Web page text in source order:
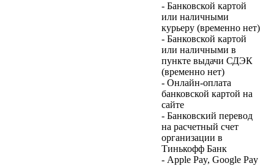
- Банковской картой
или наличными
курьеру (временно нет)
- Банковской картой
или наличными в
пункте выдачи СДЭК
(временно нет)
- Онлайн-оплата
банковской картой на
сайте
- Банковский перевод
на расчетный счет
организации в
Тинькофф Банк
- Apple Pay, Google Pay